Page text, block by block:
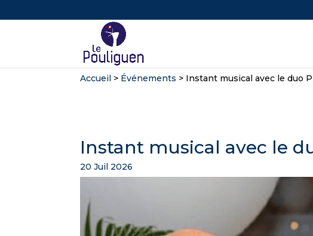
Accueil > Événements > Instant musical avec le duo
Instant musical avec le
20 Juil 2026